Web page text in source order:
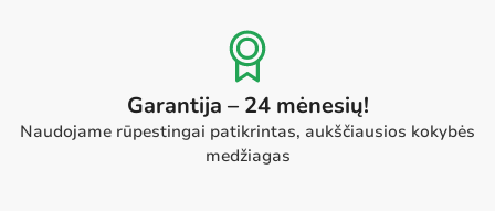
Garantija – 24 mėnesių!
Naudojame rūpestingai patikrintas, aukščiausios kokybės
medžiagas